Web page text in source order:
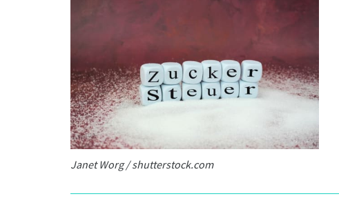
Janet Worg / shutterstock.com